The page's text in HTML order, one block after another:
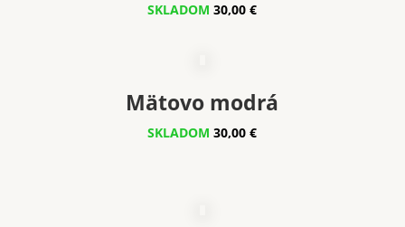
SKLADOM 30,00 €
Mätovo modrá
SKLADOM 30,00 €